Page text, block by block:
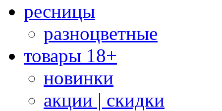
ресницы
разноцветные
товары 18+
новинки
акции | скидки